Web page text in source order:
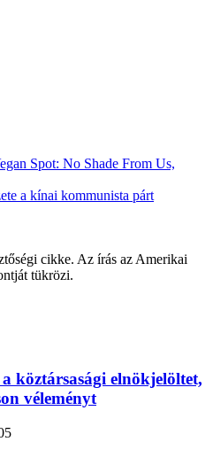
Spot: No Shade From Us,
a kínai kommunista párt
cikke. Az írás az Amerikai
tükrözi.
köztársasági elnökjelöltet,
véleményt